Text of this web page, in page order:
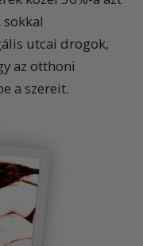
sokkal
utcai drogok,
az otthoni
a szereit.